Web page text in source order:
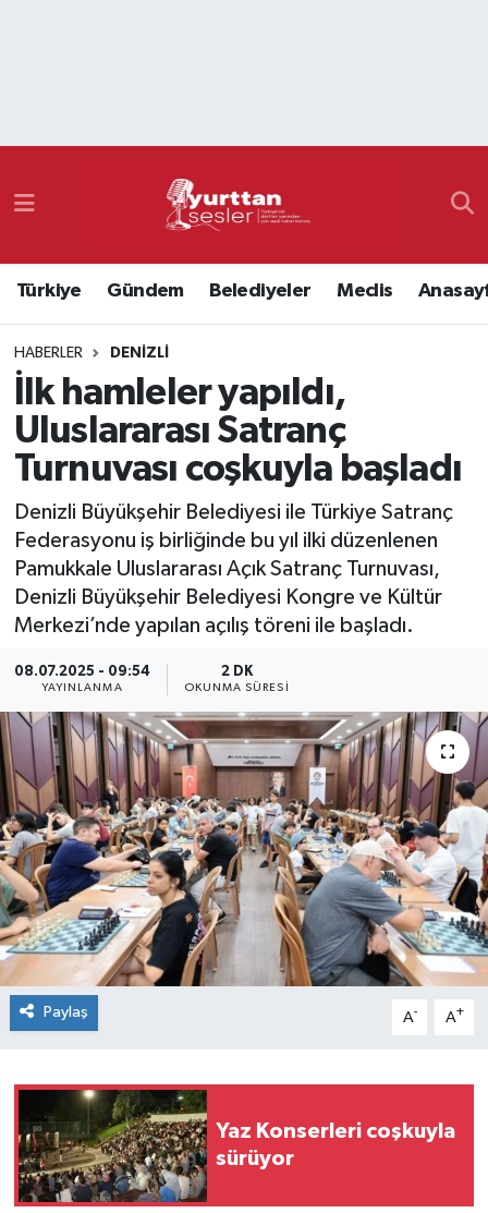
Türkiye Gündem Belediyeler Meclis
HABERLER DENIZLI
İlk hamleler yapıldı,
Uluslararası Satranç
Turnuvası coşkuyla başladı
Denizli Büyükşehir Belediyesi ile Türkiye Satranç
Federasyonu iş birliğinde bu yıl ilki düzenlenen
Pamukkale Uluslararası Açık Satranç Turnuvası,
Denizli Büyükşehir Belediyesi Kongre ve Kültür
Merkezi’nde yapılan açılış töreni ile başladı.
08.07.2025 - 09:54
YAYINLANMA
2 DK
OKUNMA SÜRESI
Paylaş A- A+
Yaz Konserleri coşkuyla
sürüyor
Namaz Vakitleri
Süper Lig Puan Durumu ve Fikstür
Tüm Manşetler
Son Dakika Haberleri
Haber Arşivi